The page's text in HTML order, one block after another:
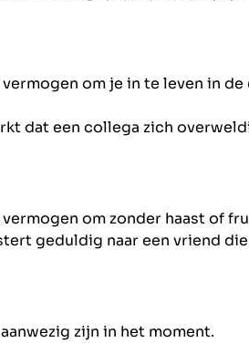
om je in te leven in
dat een collega zich
om zonder haast of
geduldig naar een vriend
zijn in het moment.